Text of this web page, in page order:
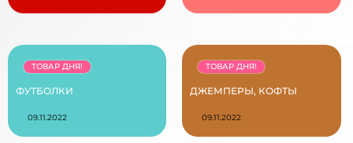
ФУТБОЛКИ
ТОВАР ДНЯ!
09.11.2022
ДЖЕМПЕРЫ, КОФТЫ
ТОВАР ДНЯ!
09.11.2022